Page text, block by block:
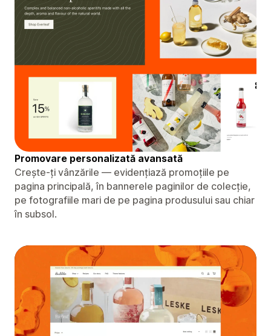
Promovare personalizată avansată
Crește-ți vânzările — evidențiază promoțiile pe
pagina principală, în bannerele paginilor de colecție,
pe fotografiile mari de pe pagina produsului sau chiar
în subsol.